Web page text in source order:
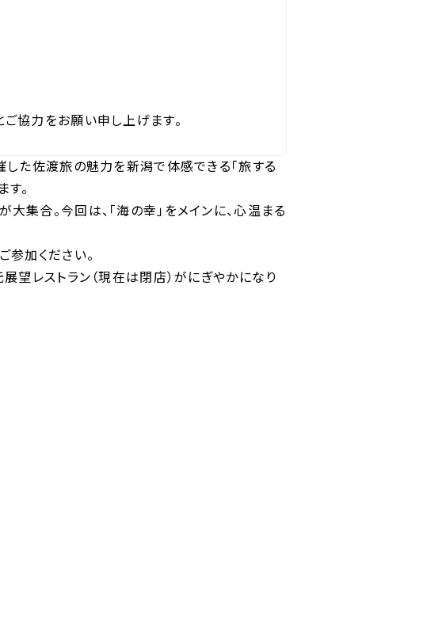
協力をお願い申し上げます。
た佐渡旅の魅力を新潟で体感できる「旅する
。
合。今回は、「海の幸」をメインに、心温まる
参加ください。
望レストラン（現在は閉店）がにぎやかになり